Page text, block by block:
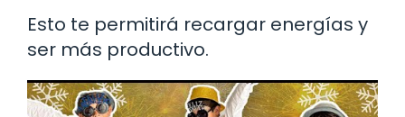
Esto te permitirá recargar energías y
ser más productivo.